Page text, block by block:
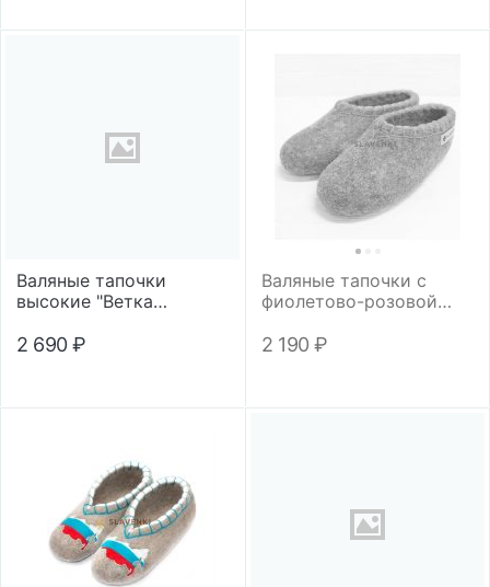
Валяные тапочки
высокие "Ветка
2 690 ₽
Валяные тапочки с
фиолетово-розовой
2 190 ₽